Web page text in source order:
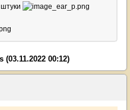
(03.11.2022 00:12)